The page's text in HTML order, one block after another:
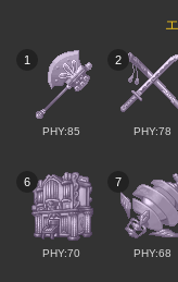
1
PHY:85
2
PHY:78
6
PHY:70
7
PHY:68